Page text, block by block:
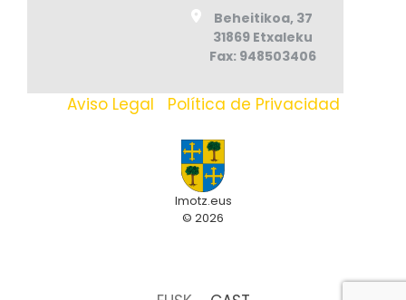
Beheitikoa, 37
31869 Etxaleku
Fax: 948503406
Aviso Legal Política de Privacidad
Imotz.eus
© 2026